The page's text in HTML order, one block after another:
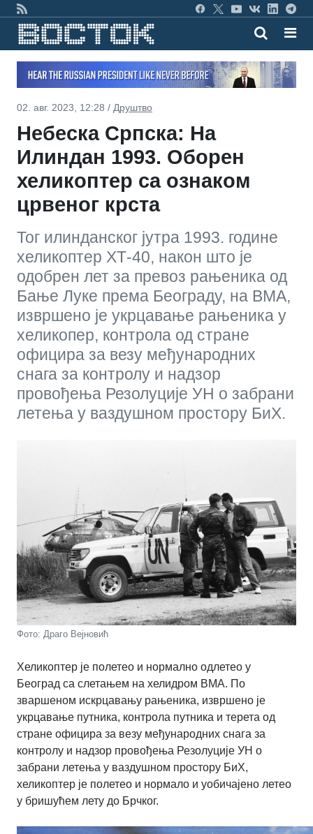
02. авг. 2023, 12:28 / Друштво
Небеска Српска: На
Илиндан 1993. Оборен
хеликоптер са ознаком
црвеног крста
Тог илинданског јутра 1993. године
хеликоптер ХТ-40, након што је
одобрен лет за превоз рањеника од
Бање Луке према Београду, на ВМА,
извршено је укрцавање рањеника у
хеликопер, контрола од стране
официра за везу међународних
снага за контролу и надзор
провођења Резолуције УН о забрани
летења у ваздушном простору БиХ.
Фото: Драго Вејновић
Хеликоптер је полетео и нормално одлетео у
Београд са слетањем на хелидром ВМА. По
зваршеном искрцавању рањеника, извршено је
укрцавање путника, контрола путника и терета од
стране официра за везу међународних снага за
контролу и надзор провођења Резолуције УН о
забрани летења у ваздушном простору БиХ,
хеликоптер је полетео и нормало и уобичајено летео
у бришућем лету до Брчког.